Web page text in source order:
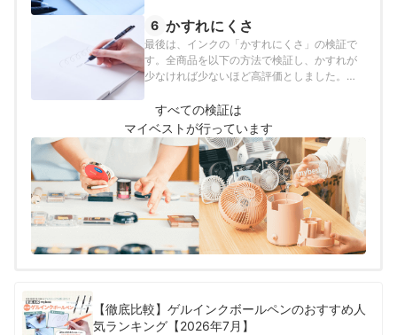
の汚れ具合をチェックしながら「インクの速
乾性」について検証し、汚れが少ないものを
高評価としました。
6 かすれにくさ
最後は、インクの「かすれにくさ」の検証で
す。全商品を以下の方法で検証し、かすれが
少なければ少ないほど高評価としました。
いうえお・かきくけこ」の文字を書く③①で
書いた円のかすれた部分と②でかすれた文字
を数える
すべての検証は
マイベストが行っています
【徹底比較】ゲルインクボールペンのおすすめ人
気ランキング【2026年7月】